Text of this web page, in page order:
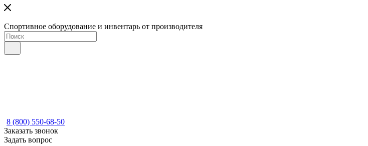
Спортивное оборудование и инвентарь от производителя
8 (800) 550-68-50
Заказать звонок
Задать вопрос